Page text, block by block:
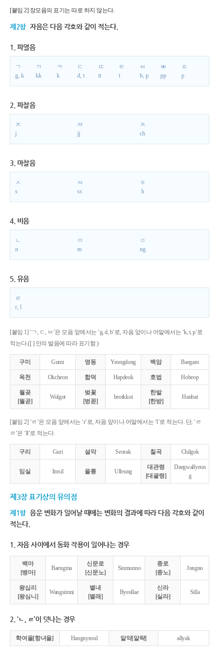
[붙임 2] 장모음의 표기는 따로 하지 않는다.
제2항 자음은 다음 각호와 같이 적는다.
1. 파열음
ㄱ
g, k
ㄲ
kk
ㅋ
k
ㄷ
d, t
ㄸ
tt
ㅌ
t
ㅂ
b, p
ㅃ
pp
ㅍ
p
2. 파찰음
ㅈ
j
ㅉ
jj
ㅊ
ch
3. 마찰음
ㅅ
s
ㅆ
ss
ㅎ
h
4. 비음
ㄴ
n
ㅁ
m
ㅇ
ng
5. 유음
ㄹ
r, l
[붙임 1] ‘ㄱ, ㄷ, ㅂ’은 모음 앞에서는 ‘g, d, b’로, 자음 앞이나 어말에서는 ‘k, t, p’로
적는다.([ ] 안의 발음에 따라 표기함.)
구미 Gumi 영동 Yeongdong 백암 Baegam
옥천 Okcheon 합덕 Hapdeok 호법 Hobeop
월곶
[월곧]
Wolgot
벚꽃
[벋꼳]
beotkkot
한밭
[한받]
Hanbat
[붙임 2] ‘ㄹ’은 모음 앞에서는 ‘r’로, 자음 앞이나 어말에서는 ‘l’로 적는다. 단, ‘ㄹ
ㄹ’은 ‘ll’로 적는다.
구리 Guri 설악 Seorak 칠곡 Chilgok
임실 Imsil 울릉 Ulleung
대관령
[대괄령]
Daegwallyeon
g
제3장 표기상의 유의점
제1항 음운 변화가 일어날 때에는 변화의 결과에 따라 다음 각호와 같이
적는다.
1. 자음 사이에서 동화 작용이 일어나는 경우
백마
[뱅마]
Baengma
신문로
[신문노]
Sinmunno
종로
[종노]
Jongno
왕십리
[왕심니]
Wangsimni
별내
[별래]
Byeollae
신라
[실라]
Silla
2. ‘ㄴ, ㄹ’이 덧나는 경우
학여울[항녀울] Hangnyeoul 알약[알략] allyak